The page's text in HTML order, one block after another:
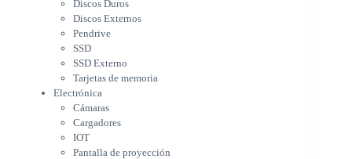
IOT
Pantalla de proyección
Pantallas
Parlantes
Proyectores
Relojes Inteligentes
Televisores
Gaming
Escritorios & Sillas
Hogar
Discos Duros
Discos Externos
Pendrive
SSD
SSD Externo
Tarjetas de memoria
Electrónica
Cámaras
Cargadores
IOT
Pantalla de proyección